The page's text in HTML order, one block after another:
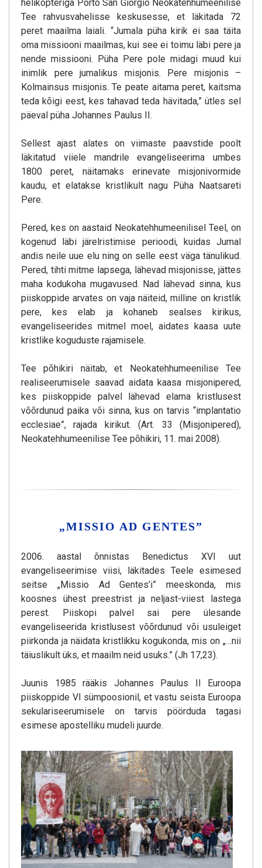
helikopteriga Porto San Giorgio Neokatehhumeenilise
Tee rahvusvahelisse keskusesse, et läkitada 72
peret maailma laiali. “Jumala püha kirik ei saa täita
oma missiooni maailmas, kui see ei toimu läbi pere ja
nende missiooni. Püha Pere pole midagi muud kui
inimlik pere jumalikus misjonis. Pere misjonis –
Kolmainsus misjonis. Te peate aitama peret, kaitsma
teda kõigi eest, kes tahavad teda hävitada,” ütles sel
päeval püha Johannes Paulus II.
Sellest ajast alates on viimaste paavstide poolt
läkitatud viiele mandrile evangeliseerima umbes
1800 peret, näitamaks erinevate misjonivormide
kaudu, et elatakse kristlikult nagu Püha Naatsareti
Pere.
Pered, kes on aastaid Neokatehhumeenilisel Teel, on
kogenud läbi järelristimise perioodi, kuidas Jumal
andis neile uue elu ning on selle eest väga tänulikud.
Pered, tihti mitme lapsega, lähevad misjonisse, jättes
maha kodukoha mugavused. Nad lähevad sinna, kus
piiskoppide arvates on vaja näiteid, milline on kristlik
pere, kes elab ja kohaneb sealses kirikus,
evangeliseerides mitmel moel, aidates kaasa uute
kristlike koguduste rajamisele.
Tee põhikiri näitab, et Neokatehhumeenilise Tee
realiseerumisele saavad aidata kaasa misjonipered,
kes piiskoppide palvel lähevad elama kristlusest
võõrdunud paika või sinna, kus on tarvis “implantatio
ecclesiae”, rajada kirikut. (Art. 33 (Misjonipered),
Neokatehhumeenilise Tee põhikiri, 11. mai 2008).
„MISSIO AD GENTES”
2006. aastal õnnistas Benedictus XVI uut
evangeliseerimise viisi, läkitades Teele esimesed
seitse „Missio Ad Gentes’i” meeskonda, mis
koosnes ühest preestrist ja neljast-viiest lastega
perest. Piiskopi palvel sai pere ülesande
evangeliseerida kristlusest võõrdunud või usuleiget
piirkonda ja näidata kristlikku kogukonda, mis on „…nii
täiuslikult üks, et maailm neid usuks.” (Jh 17,23).
Juunis 1985 rääkis Johannes Paulus II Euroopa
piiskoppide VI sümpoosionil, et vastu seista Euroopa
sekulariseerumisele on tarvis pöörduda tagasi
esimese apostelliku mudeli juurde.